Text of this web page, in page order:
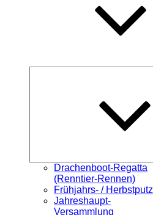
Drachenboot-Regatta
(Renntier-Rennen)
Frühjahrs- / Herbstputz
Jahreshaupt-
Versammlung